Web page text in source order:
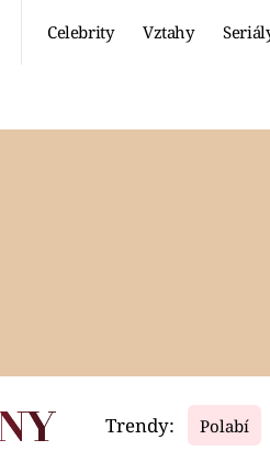
Celebrity Vztahy
Video
Trendy: Polabí